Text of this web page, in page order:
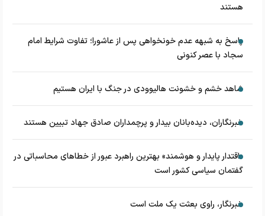
هستند
پاسخ به شبهه عدم خونخواهی پس از عاشورا؛ تفاوت شرایط امام
سجاد با عصر کنونی
شاهد خشم و خشونت هالیوودی در جنگ با ایران هستیم
خبرنگاران، دیده‌بانان بیدار و پرچمداران صادق جهاد تبیین هستند
«اقتدار پایدار و هوشمند» بهترین راهبرد عبور از خطاهای محاسباتی در
گفتمان سیاسی کشور است
خبرنگار، راوی بعثت یک ملت است